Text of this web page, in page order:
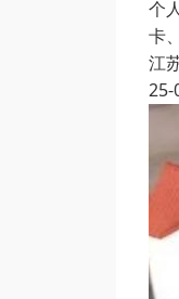
个
卡
江
25-